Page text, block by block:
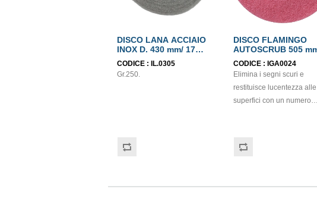
DISCO LANA ACCIAIO
INOX D. 430 mm/ 17
POLLICI
CODICE :
IL.0305
Gr.250.
DISCO FLAMINGO
AUTOSCRUB 505
(20 POLLICI)
CODICE : IGA0024
Elimina i segni scuri e
restituisce lucentezza alle
superfici con un numero
Questi dischi sono molto